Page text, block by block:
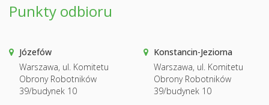
Punkty odbioru
Józefów
Warszawa, ul. Komitetu
Obrony Robotników
39/budynek 10
Konstancin-Jeziorna
Warszawa, ul. Komitetu
Obrony Robotników
39/budynek 10